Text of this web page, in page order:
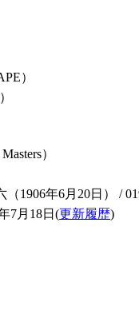
）
）
1906年6月20日） /
7月18日(更新履歴)